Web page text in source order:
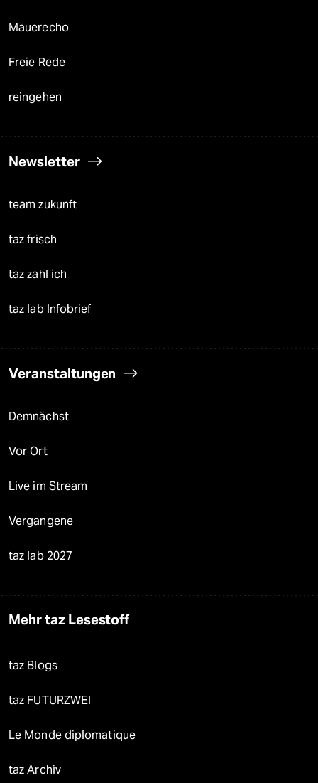
Mauerecho
Freie Rede
reingehen
Newsletter
team zukunft
taz frisch
taz zahl ich
taz lab Infobrief
Veranstaltungen
Demnächst
Vor Ort
Live im Stream
Vergangene
taz lab 2027
Mehr taz Lesestoff
taz Blogs
taz FUTURZWEI
Le Monde diplomatique
taz Archiv